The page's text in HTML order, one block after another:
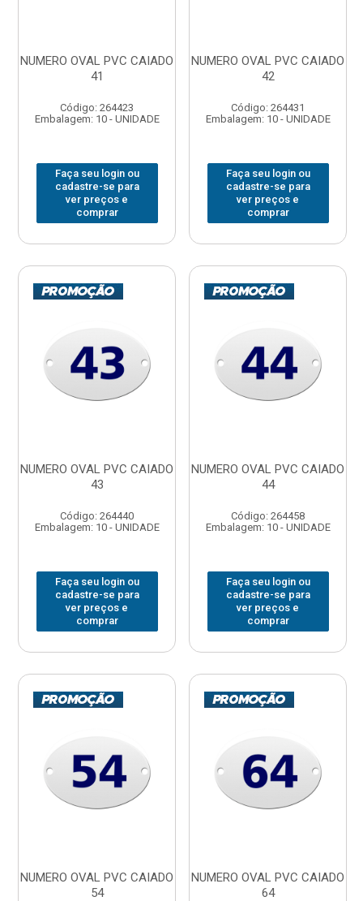
NUMERO OVAL PVC CAIADO
41
Código: 264423
Embalagem: 10 - UNIDADE
Faça seu login ou
cadastre-se para
ver preços e
comprar
NUMERO OVAL PVC CAIADO
42
Código: 264431
Embalagem: 10 - UNIDADE
Faça seu login ou
cadastre-se para
ver preços e
comprar
NUMERO OVAL PVC CAIADO
43
Código: 264440
Embalagem: 10 - UNIDADE
Faça seu login ou
cadastre-se para
ver preços e
comprar
NUMERO OVAL PVC CAIADO
44
Código: 264458
Embalagem: 10 - UNIDADE
Faça seu login ou
cadastre-se para
ver preços e
comprar
NUMERO OVAL PVC CAIADO
54
NUMERO OVAL PVC CAIADO
64